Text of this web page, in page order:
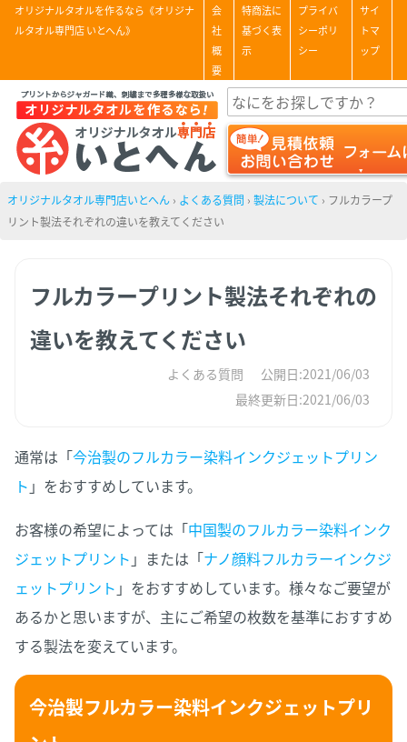
オリジナルタオルを作るなら《オリジナ
ルタオル専門店 いとへん》
会
社
概
要
特商法に
基づく表
示
プライバ
シーポリ
シー
サイ
トマ
ップ
オリジナルタオル専門店いとへん › よくある質問 › 製法について › フルカラープ
リント製法それぞれの違いを教えてください
フルカラープリント製法それぞれの
違いを教えてください
よくある質問
公開日:2021/06/03
最終更新日:2021/06/03
通常は「今治製のフルカラー染料インクジェットプリン
ト 」をおすすめしています。
お客様の希望によっては「中国製のフルカラー染料インク
ジェットプリント 」または「ナノ顔料フルカラーインクジ
ェットプリント 」をおすすめしています。様々なご要望が
あるかと思いますが、主にご希望の枚数を基準におすすめ
する製法を変えています。
今治製フルカラー染料インクジェットプリ